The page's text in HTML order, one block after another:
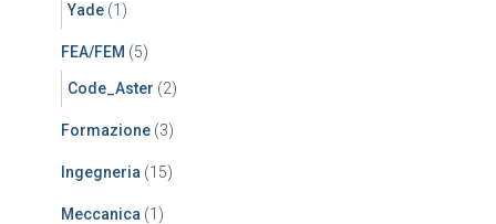
Yade (1)
FEA/FEM (5)
Code_Aster (2)
Formazione (3)
Ingegneria (15)
Meccanica (1)